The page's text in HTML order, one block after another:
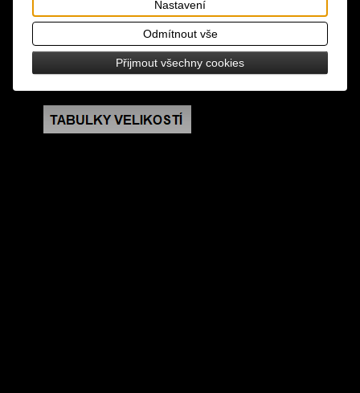
design: již uvázaná kravata, stahování pomocí zipu
rozměry: šířka v nejširším místě 9 cm
Nastavení
Odmítnout vše
Přijmout všechny cookies